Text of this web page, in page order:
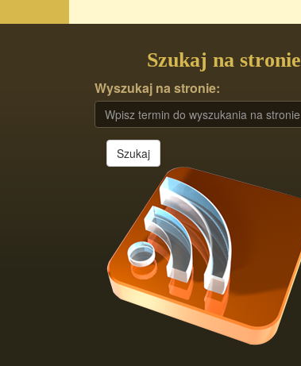
Szukaj na stronie
Wyszukaj na stronie:
Szukaj